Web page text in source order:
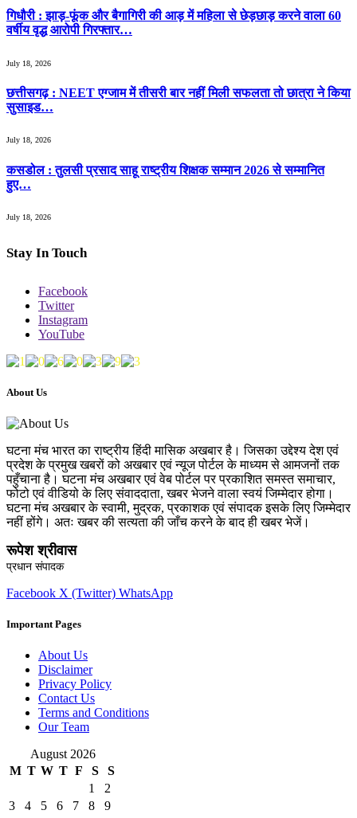
गिधौरी : झाड़-फूंक और बैगागिरी की आड़ में महिला से छेड़छाड़ करने वाला 60
वर्षीय वृद्ध आरोपी गिरफ्तार…
July 18, 2026
छत्तीसगढ़ : NEET एग्जाम में तीसरी बार नहीं मिली सफलता तो छात्रा ने किया
सुसाइड…
July 18, 2026
कसडोल : तुलसी प्रसाद साहू राष्ट्रीय शिक्षक सम्मान 2026 से सम्मानित
हुए…
July 18, 2026
Stay In Touch
Facebook
Twitter
Instagram
YouTube
About Us
घटना मंच भारत का राष्ट्रीय हिंदी मासिक अखबार है। जिसका उद्देश्य देश एवं
प्रदेश के प्रमुख खबरों को अखबार एवं न्यूज पोर्टल के माध्यम से आमजनों तक
पहुँचाना है। घटना मंच अखबार एवं वेब पोर्टल पर प्रकाशित समस्त समाचार,
फोटो एवं वीडियो के लिए संवाददाता, खबर भेजने वाला स्वयं जिम्मेदार होगा।
घटना मंच अखबार के स्वामी, मुद्रक, प्रकाशक एवं संपादक इसके लिए जिम्मेदार
नहीं होंगे। अतः खबर की सत्यता की जाँच करने के बाद ही खबर भेजें।
रूपेश श्रीवास
प्रधान संपादक
Facebook X (Twitter) WhatsApp
Important Pages
About Us
Disclaimer
Privacy Policy
Contact Us
Terms and Conditions
Our Team
August 2026
M T W T F S
S
1
2
3
4 5 6 7 8
9